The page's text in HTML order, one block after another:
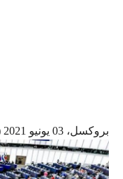
بروكسل، 03 يونيو 2021 (ECSAHARAUI)